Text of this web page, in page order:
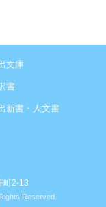
文庫
書
新書・人文書
町2-13
Reserved.